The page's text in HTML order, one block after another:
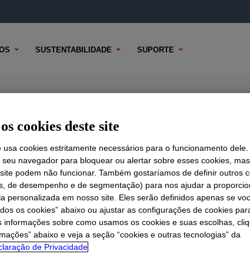
SUSTENTABILIDADE SUPORTE
TÉCNICO OPÇÕES DE AMOSTRA OPÇÕES DE COMPRA
cookies deste site
usa cookies estritamente necessários para o funcionamento
navegador para bloquear ou alertar sobre esses cookies,
podem não funcionar. Também gostaríamos de definir outros
de desempenho e de segmentação) para nos ajudar a
personalizada em nosso site. Eles serão definidos apenas se
os cookies” abaixo ou ajustar as configurações de cookies
informações sobre como usamos os cookies e suas escolhas,
abaixo e veja a seção “cookies e outras tecnologias” da
de Privacidade